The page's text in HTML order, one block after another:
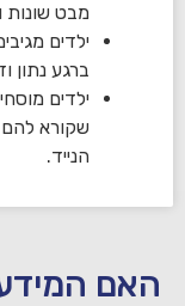
מבט שונות
ילדים
ברגע נתון
ילדים
שקורא
הנייד.
האם